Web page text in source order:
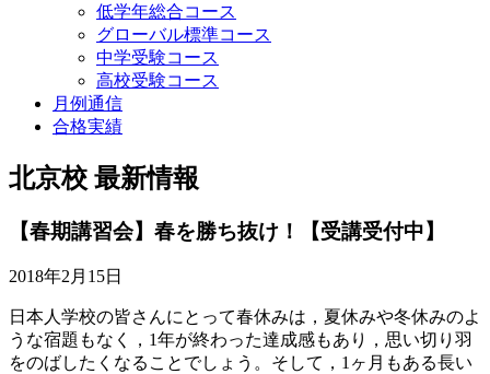
低学年総合コース
グローバル標準コース
中学受験コース
高校受験コース
月例通信
合格実績
北京校 最新情報
【春期講習会】春を勝ち抜け！【受講受付中】
2018年2月15日
日本人学校の皆さんにとって春休みは，夏休みや冬休みのよ
うな宿題もなく，1年が終わった達成感もあり，思い切り羽
をのばしたくなることでしょう。そして，1ヶ月もある長い